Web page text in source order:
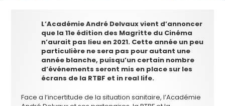
L’Académie André Delvaux vient d’annoncer
que la 11e édition des Magritte du Cinéma
n’aurait pas lieu en 2021. Cette année un peu
particulière ne sera pas pour autant une
année blanche, puisqu’un certain nombre
d’événements seront mis en place sur les
écrans de la RTBF et in real life.
Face a l’incertitude de la situation sanitaire, l’Académie